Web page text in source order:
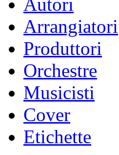
Arrangiatori
Produttori
Orchestre
Musicisti
Cover
Etichette